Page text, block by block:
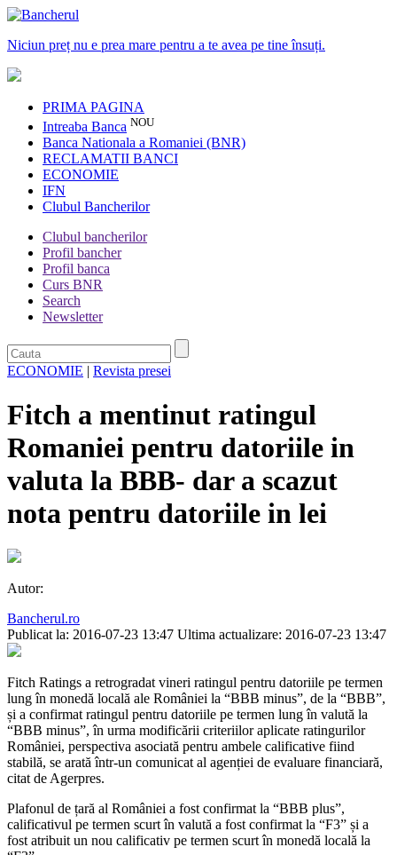
Niciun preț nu e prea mare pentru a te avea pe tine însuți.
PRIMA PAGINA
Intreaba Banca NOU
Banca Nationala a Romaniei (BNR)
RECLAMATII BANCI
ECONOMIE
IFN
Clubul Bancherilor
Clubul bancherilor
Profil bancher
Profil banca
Curs BNR
Search
Newsletter
ECONOMIE | Revista presei
Fitch a mentinut ratingul
Romaniei pentru datoriile in
valuta la BBB- dar a scazut
nota pentru datoriile in lei
Autor:
Bancherul.ro
Publicat la: 2016-07-23 13:47 Ultima actualizare: 2016-07-23 13:47
Fitch Ratings a retrogradat vineri ratingul pentru datoriile pe termen
lung în monedă locală ale României la “BBB minus”, de la “BBB”,
și a confirmat ratingul pentru datoriile pe termen lung în valută la
“BBB minus”, în urma modificării criteriilor aplicate ratingurilor
României, perspectiva asociată pentru ambele calificative fiind
stabilă, se arată într-un comunicat al agenției de evaluare financiară,
citat de Agerpres.
Plafonul de țară al României a fost confirmat la “BBB plus”,
calificativul pe termen scurt în valută a fost confirmat la “F3” și a
fost atribuit un nou calificativ pe termen scurt în monedă locală la